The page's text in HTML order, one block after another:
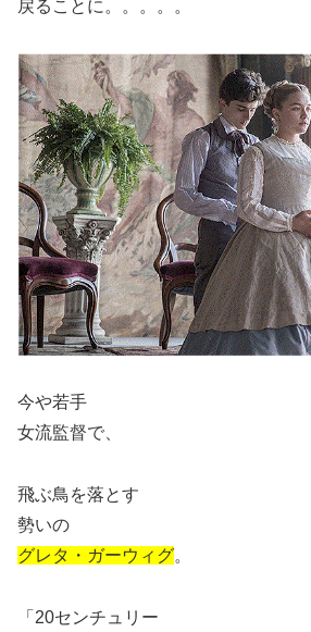
戻ることに。。。。。
今や若手
女流監督で、
飛ぶ鳥を落とす
勢いの
グレタ・ガーウィグ。
「20センチュリー